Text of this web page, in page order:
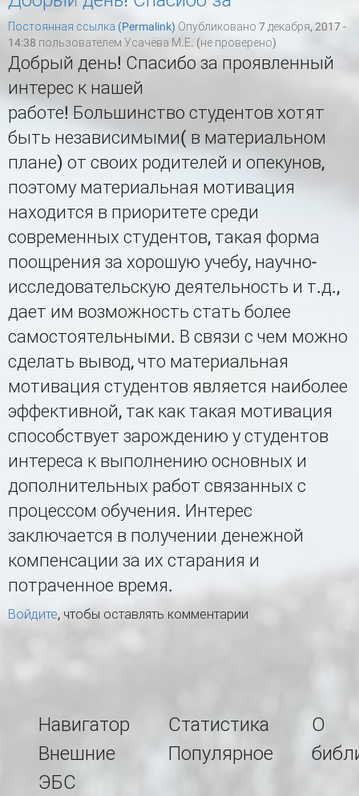
Постоянная ссылка (Permalink) Опубликовано 7 декабря, 2017 -
14:38 пользователем Усачёва М.Е. (не проверено)
Добрый день! Спасибо за проявленный
интерес к нашей
работе! Большинство студентов хотят
быть независимыми( в материальном
плане) от своих родителей и опекунов,
поэтому материальная мотивация
находится в приоритете среди
современных студентов, такая форма
поощрения за хорошую учебу, научно-
исследовательскую деятельность и т.д.,
дает им возможность стать более
самостоятельными. В связи с чем можно
сделать вывод, что материальная
мотивация студентов является наиболее
эффективной, так как такая мотивация
способствует зарождению у студентов
интереса к выполнению основных и
дополнительных работ связанных с
процессом обучения. Интерес
заключается в получении денежной
компенсации за их старания и
потраченное время.
Войдите, чтобы оставлять комментарии
Навигатор
Внешние
ЭБС
Статистика
Популярное
О